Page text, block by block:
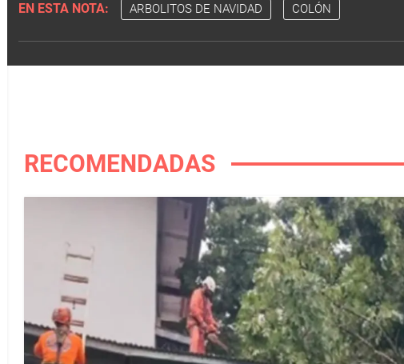
EN ESTA NOTA: ARBOLITOS DE NAVIDAD COLÓN
RECOMENDADAS